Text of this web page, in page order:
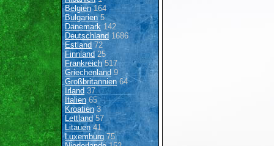
Belgien164
Bulgarien 5
Dänemark142
Deutschland 1686
Estland 72
Finnland 25
Frankreich517
Griechenland9
Großbritannien64
Irland 37
Italien65
Kroatien3
Lettland57
Litauen41
Luxemburg 75